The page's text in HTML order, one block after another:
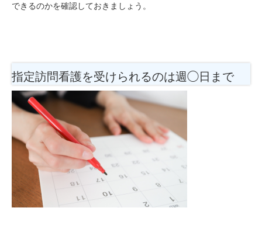
できるのかを確認しておきましょう。
指定訪問看護を受けられるのは週◯日まで